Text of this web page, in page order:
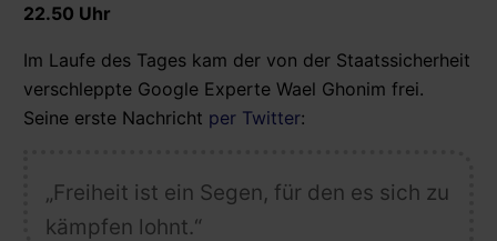
22.50 Uhr
Im Laufe des Tages kam der von der Staatssicherheit
verschleppte Google Experte Wael Ghonim frei.
Seine erste Nachricht per Twitter:
„Freiheit ist ein Segen, für den es sich zu
kämpfen lohnt.“